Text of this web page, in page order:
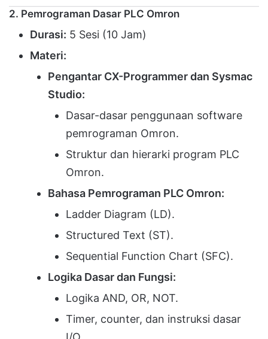
2. Pemrograman Dasar PLC Omron
Durasi: 5 Sesi (10 Jam)
Materi:
Pengantar CX-Programmer dan Sysmac
Studio:
Dasar-dasar penggunaan software
pemrograman Omron.
Struktur dan hierarki program PLC
Omron.
Bahasa Pemrograman PLC Omron:
Ladder Diagram (LD).
Structured Text (ST).
Sequential Function Chart (SFC).
Logika Dasar dan Fungsi:
Logika AND, OR, NOT.
Timer, counter, dan instruksi dasar